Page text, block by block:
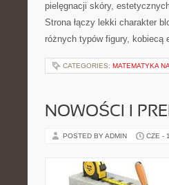
pielęgnacji skóry,
Strona łączy lekki charakter
różnych typów figury,
CATEGORIES: MATEMATYKA
NOWOŚCI I
POSTED BY ADMIN CZE -